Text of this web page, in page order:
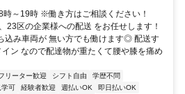
～19時 ※働き方はご相談ください！
23区の企業様への配送 をお任せします！
込み車両が 無い方でも働けます◎ 配送す
ン なので配達物が重たくて腰や膝を痛め
リーター歓迎 シフト自由
学歴不問
学可 経験者歓迎 週払いOK
即日払いOK